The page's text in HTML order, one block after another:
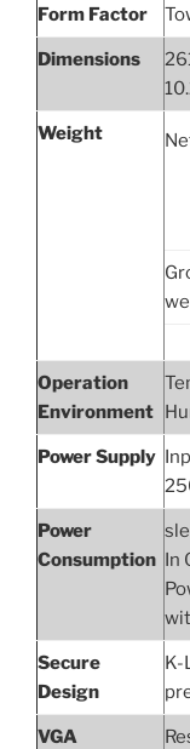
Form Factor
Dimensions
Weight
Operation
Environment
Power Supply
Power
Consumption In
Secure
Design
K-
VGA